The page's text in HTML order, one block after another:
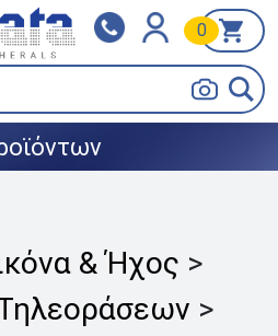
0
BOX NOW
& Ήχος >
>